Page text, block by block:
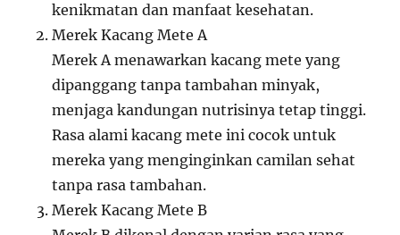
kenikmatan dan manfaat kesehatan.
Merek Kacang Mete A
Merek A menawarkan kacang mete yang
dipanggang tanpa tambahan minyak,
menjaga kandungan nutrisinya tetap tinggi.
Rasa alami kacang mete ini cocok untuk
mereka yang menginginkan camilan sehat
tanpa rasa tambahan.
Merek Kacang Mete B